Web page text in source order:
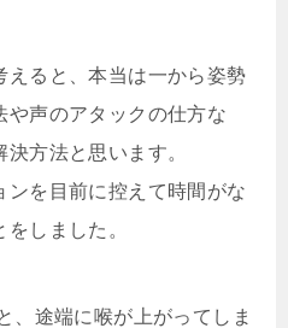
えると、本当は一から姿勢
や声のアタックの仕方な
方法と思います。
ンを目前に控えて時間がな
しました。
、途端に喉が上がってしま